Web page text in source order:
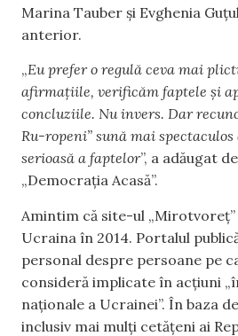
Marina Tauber și Evghenia
anterior.
„Eu prefer o regulă ceva mai
afirmațiile, verificăm faptele și
concluziile. Nu invers. Dar
Ru-ropeni” sună mai
serioasă a faptelor”, a adăugat
„Democrația Acasă”.
Amintim că site-ul
Ucraina în 2014. Portalul
personal despre persoane pe
consideră implicate în acțiuni
naționale a Ucrainei”. În baza
inclusiv mai mulți cetățeni ai